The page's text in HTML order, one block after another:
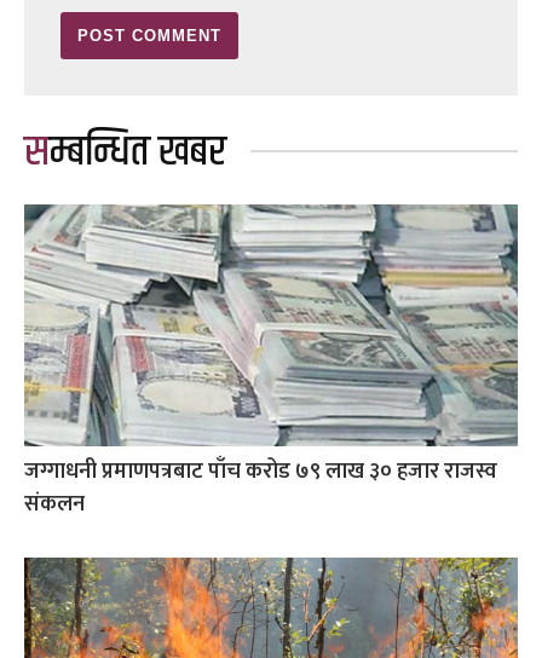
सम्बन्धित खबर
जग्गाधनी प्रमाणपत्रबाट पाँच करोड ७९ लाख ३० हजार राजस्व
संकलन